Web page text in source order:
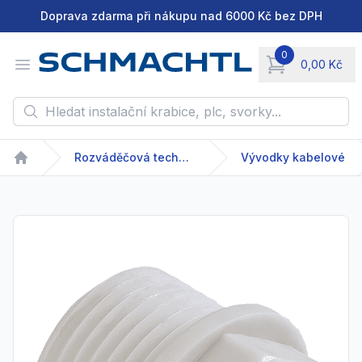
Doprava zdarma při nákupu nad 6000 Kč bez DPH
Open menu
0
0,00 Kč
items in cart,
Hledat instalační krabice, plc, svorky...
Home
Rozváděčová technika Vývodky kabelové